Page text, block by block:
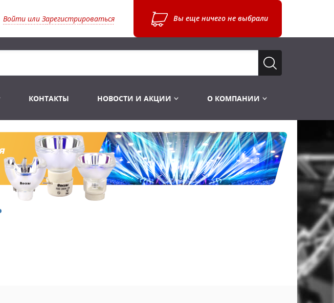
Войти или Зарегистрироваться Вы еще ничего не выбрали
Лампы Винтаж Ретро Декор
Лампы галогенные 6-120 V
Лампы студийные 110-240 V
Лампы-фары PAR
Лампы UV TUV HNS
Лампы видеопроекторные
Распродажа
Перчатки
Сумки и подсумки
Ремни и страховка
Инструменты
Готовые комплекты
Конструктор МИКРОСЦЕНА
Распродажа
Световое оборудование
Аксессуары для света
Лебёдки и Аксессуары
Распродажа
КОНТАКТЫ НОВОСТИ И АКЦИИ О КОМПАНИИ